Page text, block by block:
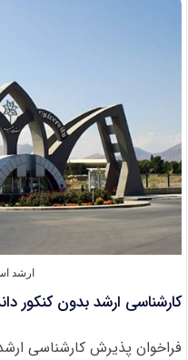
ارشد
کارشناسی ارشد بدون کنکور
فراخوان پذیرش کارشناسی